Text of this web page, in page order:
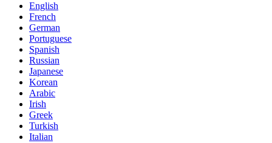
English
French
German
Portuguese
Spanish
Russian
Japanese
Korean
Arabic
Irish
Greek
Turkish
Italian